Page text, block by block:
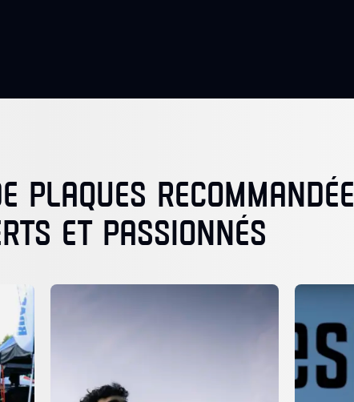
PLAQUES RECOMMANDÉE
ET PASSIONNÉS